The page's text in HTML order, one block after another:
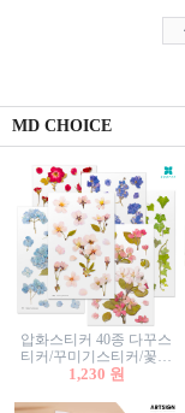
MD CHOICE
압화스티커 40종 다꾸스
티커/꾸미기스티커/꽃스
티커/압화꽃책갈피/팬시
1,230 원